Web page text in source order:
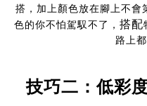
搭，加上顏色放在腳上不會
色的你不怕駕馭不了， 搭配
路上
技巧二：低彩